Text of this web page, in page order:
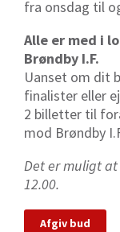
fra onsdag til
Alle er med i
Brøndby I.F.
Uanset om dit
finalister eller
2 billetter til
mod Brøndby
Det er muligt
12.00.
Afgiv bud